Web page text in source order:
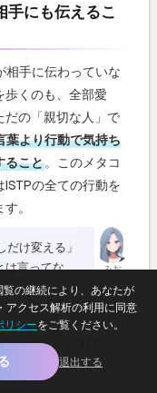
手にも伝えるこ
相手に伝わっていな
歩くのも、全部愛
だの「親切な人」で
葉より行動で気持ち
ること。このメタコ
の全ての行動を
。
みお
け変える」
は言ってな
いの。「行動で
愛し方。ただ、そ
の少しの翻訳」
体験談レポ
の継続により、あなたが
アクセス解析の利用に同意
リシーをご覧ください。
退出する